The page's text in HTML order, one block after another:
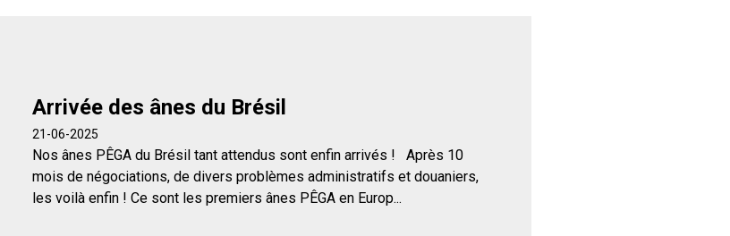
Arrivée des ânes du Brésil
21-06-2025
Nos ânes PÊGA du Brésil tant attendus sont enfin arrivés ! Après 10
mois de négociations, de divers problèmes administratifs et douaniers,
les voilà enfin ! Ce sont les premiers ânes PÊGA en Europ...